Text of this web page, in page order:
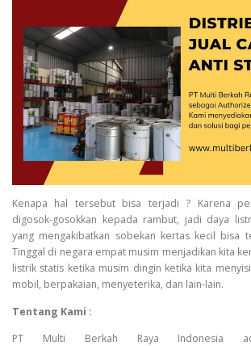
Kenapa hal tersebut bisa terjadi ? Karena
digosok-gosokkan kepada rambut, jadi daya
yang mengakibatkan sobekan kertas kecil bisa
Tinggal di negara empat musim menjadikan kita
listrik statis ketika musim dingin ketika kita
mobil, berpakaian, menyeterika, dan lain-lain.
Tentang Kami :
PT Multi Berkah Raya Indonesia